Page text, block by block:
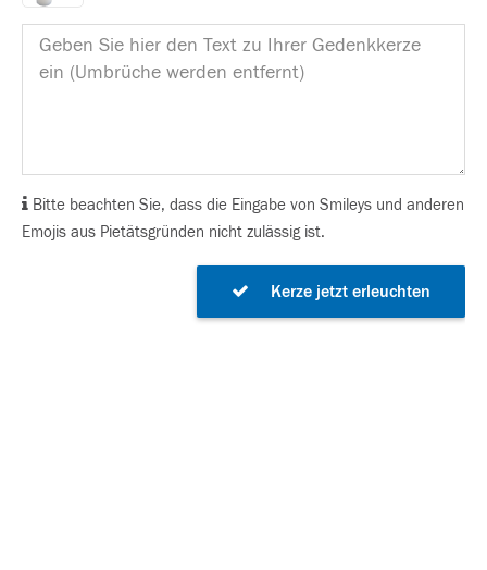
Bitte beachten Sie, dass die Eingabe von Smileys und anderen
Emojis aus Pietätsgründen nicht zulässig ist.
Kerze jetzt erleuchten